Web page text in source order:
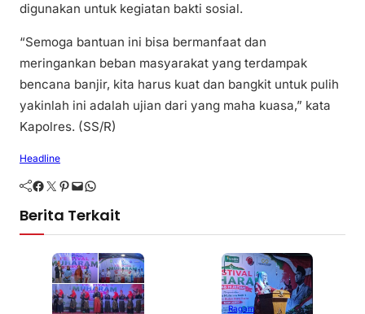
digunakan untuk kegiatan bakti sosial.
“Semoga bantuan ini bisa bermanfaat dan
meringankan beban masyarakat yang terdampak
bencana banjir, kita harus kuat dan bangkit untuk pulih
yakinlah ini adalah ujian dari yang maha kuasa,” kata
Kapolres. (SS/R)
Headline
Facebook Twitter Pinterest Mail WhatsApp
Berita Terkait
Ragam